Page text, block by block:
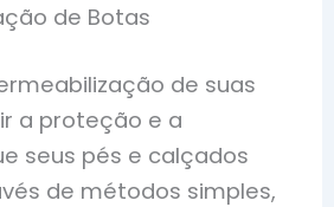
de Botas
de suas
a proteção e a
seus pés e calçados
de métodos simples,